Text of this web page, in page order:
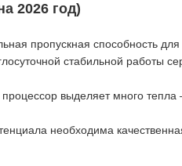
2026 год)
пропускная способность
стабильной работы
процессор выделяет много
необходима